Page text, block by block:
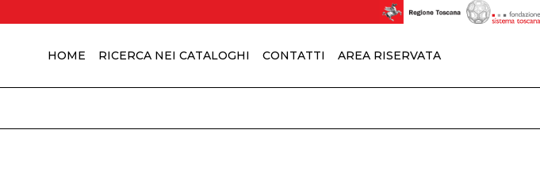
HOME RICERCA NEI CATALOGHI CONTATTI AREA RISERVATA